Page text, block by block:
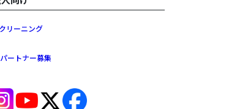
リーニング
ートナー募集